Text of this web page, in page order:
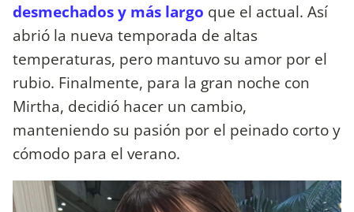
desmechados y más largo que el actual. Así
abrió la nueva temporada de altas
temperaturas, pero mantuvo su amor por el
rubio. Finalmente, para la gran noche con
Mirtha, decidió hacer un cambio,
manteniendo su pasión por el peinado corto y
cómodo para el verano.